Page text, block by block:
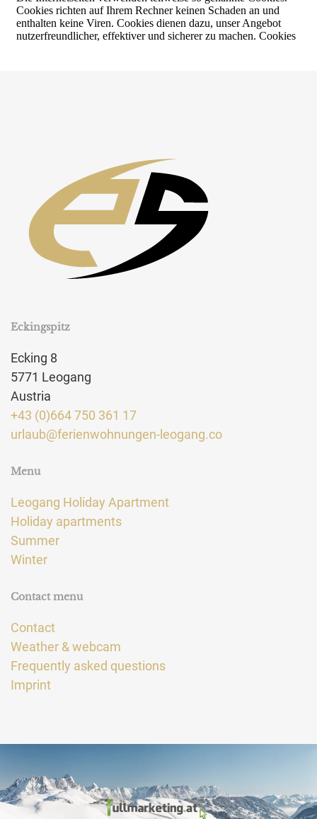
Eckingspitz
Ecking 8
5771 Leogang
Austria
+43 (0)664 750 361 17
urlaub@ferienwohnungen-leogang.co
Menu
Leogang Holiday Apartment
Holiday apartments
Summer
Winter
Contact menu
Contact
Weather & webcam
Frequently asked questions
Imprint